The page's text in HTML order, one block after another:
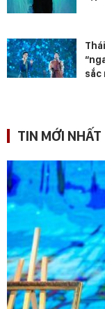
sắc
TIN MỚI NHẤT